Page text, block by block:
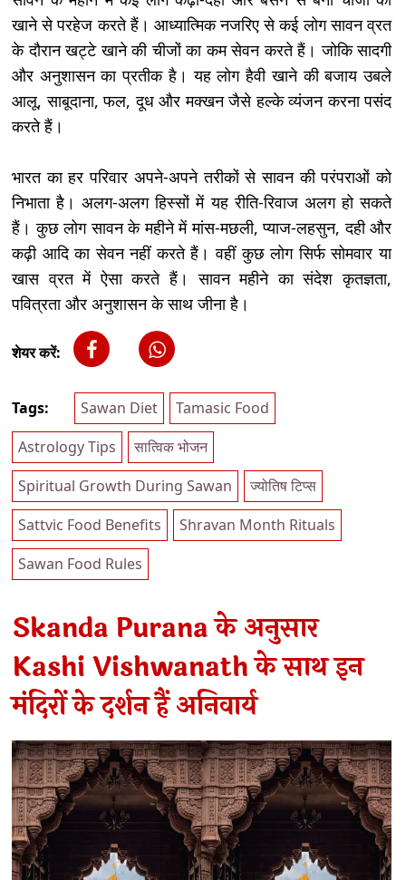
खाने से परहेज करते हैं। आध्यात्मिक नजरिए से कई लोग सावन व्रत
के दौरान खट्टे खाने की चीजों का कम सेवन करते हैं। जोकि सादगी
और अनुशासन का प्रतीक है। यह लोग हैवी खाने की बजाय उबले
आलू, साबूदाना, फल, दूध और मक्खन जैसे हल्के व्यंजन करना पसंद
करते हैं।
भारत का हर परिवार अपने-अपने तरीकों से सावन की परंपराओं को
निभाता है। अलग-अलग हिस्सों में यह रीति-रिवाज अलग हो सकते
हैं। कुछ लोग सावन के महीने में मांस-मछली, प्याज-लहसुन, दही और
कढ़ी आदि का सेवन नहीं करते हैं। वहीं कुछ लोग सिर्फ सोमवार या
खास व्रत में ऐसा करते हैं। सावन महीने का संदेश कृतज्ञता,
पवित्रता और अनुशासन के साथ जीना है।
शेयर करें:
Tags: Sawan Diet
Tamasic Food
Astrology Tips
सात्विक भोजन
Spiritual Growth During Sawan
ज्योतिष टिप्स
Sattvic Food Benefits
Shravan Month Rituals
Sawan Food Rules
Skanda Purana के अनुसार
Kashi Vishwanath के साथ इन
मंदिरों के दर्शन हैं अनिवार्य